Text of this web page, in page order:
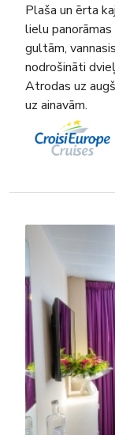
Plaša un ērta
lielu
gultām,
nodrošināti
Atrodas uz
uz ainavām.